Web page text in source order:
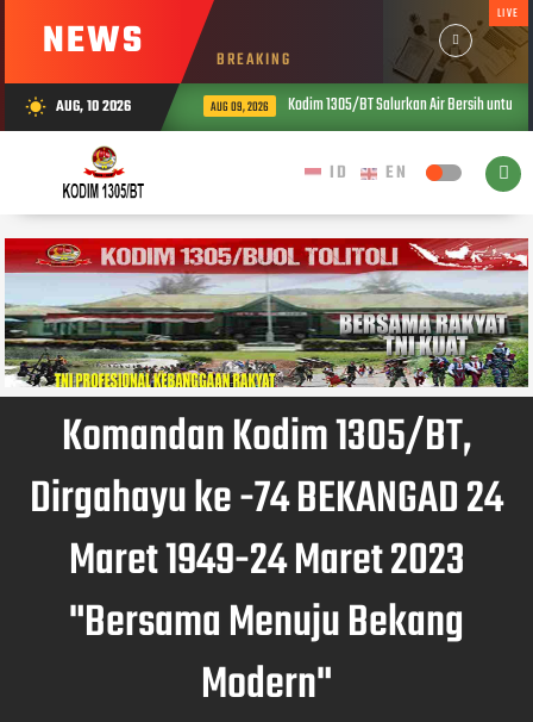
NEWS BREAKING
LIVE
wb_sunny AUG, 10 2026 AUG 09, 2026 Kodim 1305/BT Salurkan Air Bersih untuk
Komandan Kodim 1305/BT,
Dirgahayu ke -74 BEKANGAD 24
Maret 1949-24 Maret 2023
"Bersama Menuju Bekang
Modern"